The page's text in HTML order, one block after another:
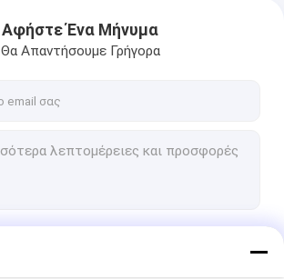
Αφήστε Ένα Μήνυμα
Θα Απαντήσουμε Γρήγορα